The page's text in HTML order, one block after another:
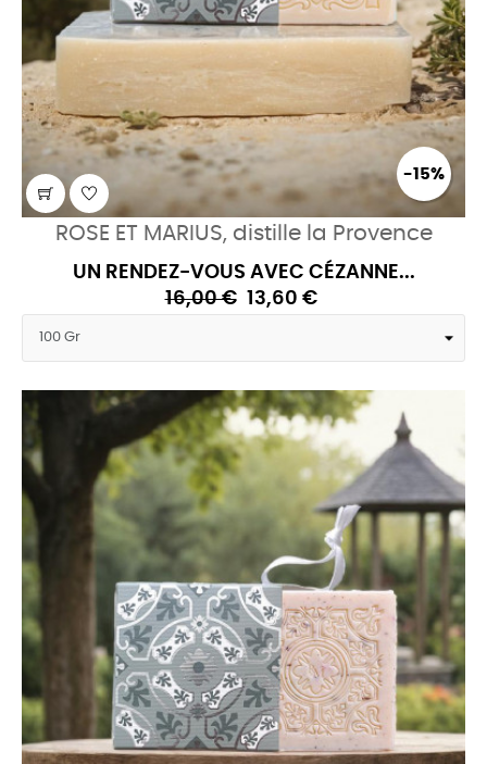
-15%
ROSE ET MARIUS, distille la Provence
UN RENDEZ-VOUS AVEC CÉZANNE...
16,00 € 13,60 €